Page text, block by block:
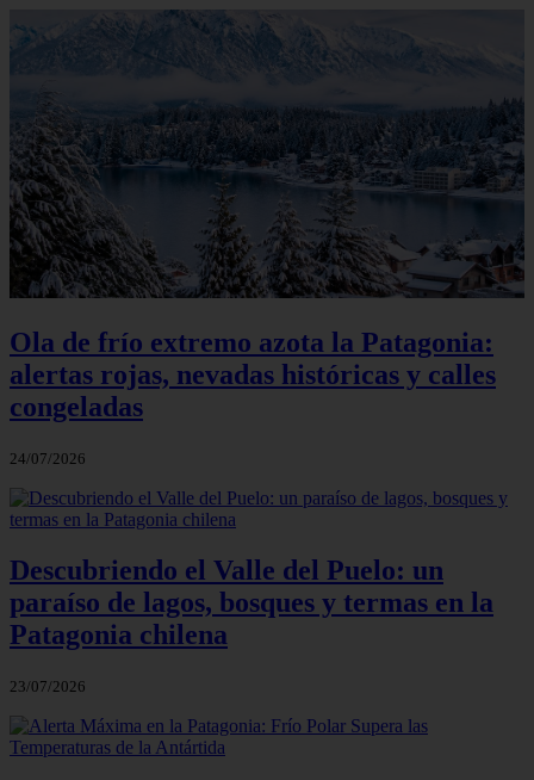
Ola de frío extremo azota la Patagonia:
alertas rojas, nevadas históricas y calles
congeladas
24/07/2026
Descubriendo el Valle del Puelo: un
paraíso de lagos, bosques y termas en la
Patagonia chilena
23/07/2026